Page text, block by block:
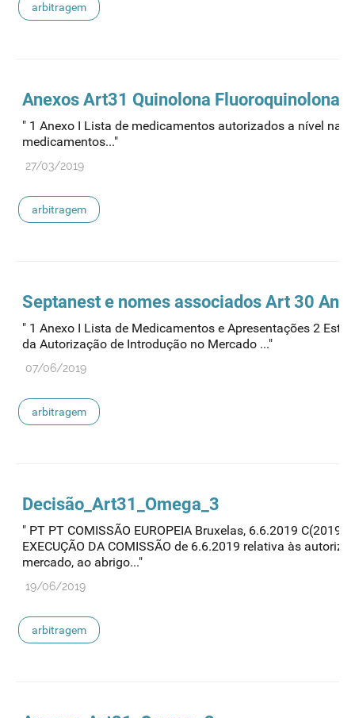
arbitragem
Anexos Art31 Quinolona Fluoroquinolona
" 1 Anexo I Lista de medicamentos autorizados a nível
medicamentos..."
27/03/2019
arbitragem
Septanest e nomes associados Art 30
" 1 Anexo I Lista de Medicamentos e Apresentações 2
da Autorização de Introdução no Mercado ..."
07/06/2019
arbitragem
Decisão_Art31_Omega_3
" PT PT COMISSÃO EUROPEIA Bruxelas, 6.6.2019 C(2019)
EXECUÇÃO DA COMISSÃO de 6.6.2019 relativa às
mercado, ao abrigo..."
19/06/2019
arbitragem